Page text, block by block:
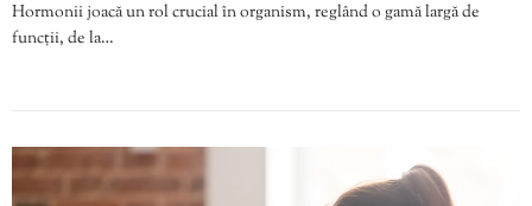
Hormonii joacă un rol crucial în organism, reglând o gamă largă de
funcții, de la…